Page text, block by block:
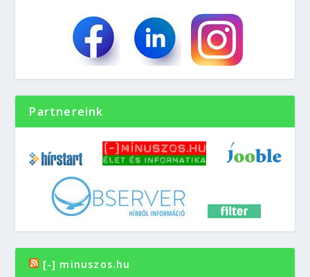
Partnereink
[-] minuszos.hu